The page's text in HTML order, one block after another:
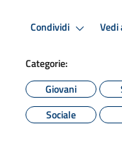
Condividi Vedi
Categorie:
Giovani
Sociale